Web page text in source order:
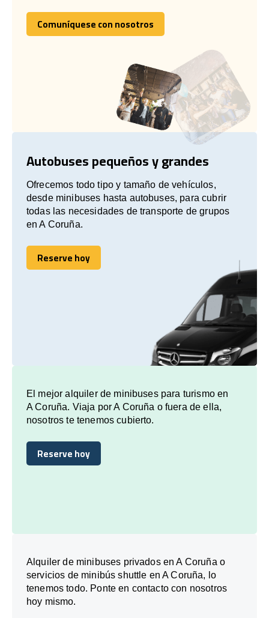
Comuníquese con nosotros
Comuníquese con nosotros
Autobuses pequeños y grandes
Ofrecemos todo tipo y tamaño de vehículos,
desde minibuses hasta autobuses, para cubrir
todas las necesidades de transporte de grupos
en A Coruña.
Reserve hoy
Reserve hoy
El mejor alquiler de minibuses para turismo en
A Coruña. Viaja por A Coruña o fuera de ella,
nosotros te tenemos cubierto.
Reserve hoy
Reserve hoy
Alquiler de minibuses privados en A Coruña o
servicios de minibús shuttle en A Coruña, lo
tenemos todo. Ponte en contacto con nosotros
hoy mismo.